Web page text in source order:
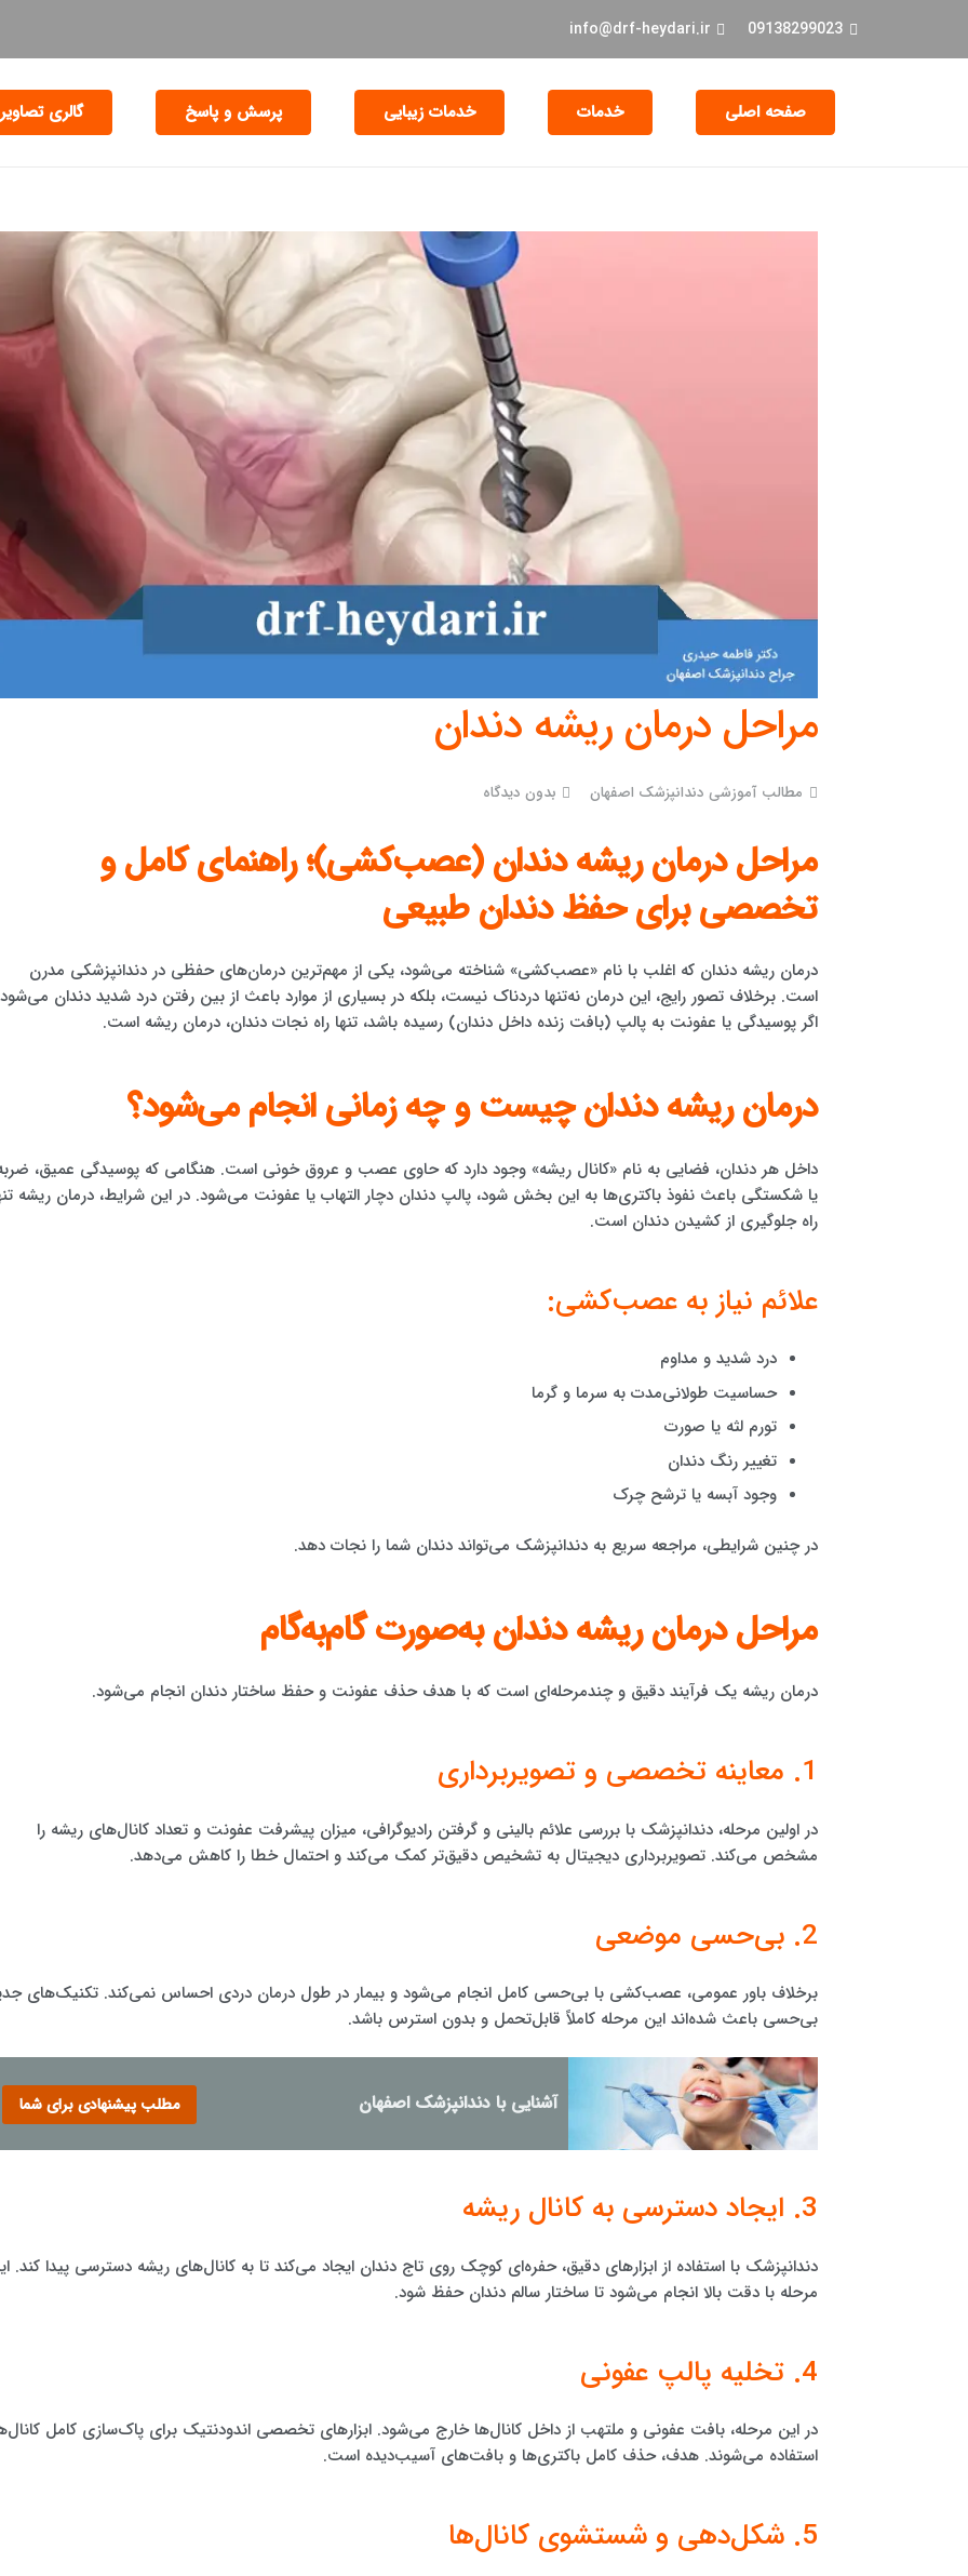
09138299023
info@drf-heydari.ir
صفحه اصلی خدمات خدمات زیبایی پرسش و پاسخ گالری تصاویر
مراحل درمان ریشه دندان
مطالب آموزشی دندانپزشک اصفهان بدون دیدگاه
مراحل درمان ریشه دندان (عصب‌کشی)؛ راهنمای کامل و
تخصصی برای حفظ دندان طبیعی
درمان ریشه دندان که اغلب با نام «عصب‌کشی» شناخته می‌شود، یکی از مهم‌ترین درمان‌های حفظی در دندانپزشکی مدرن
است. برخلاف تصور رایج، این درمان نه‌تنها دردناک نیست، بلکه در بسیاری از موارد باعث از بین رفتن درد شدید دندان
اگر پوسیدگی یا عفونت به پالپ (بافت زنده داخل دندان) رسیده باشد، تنها راه نجات دندان، درمان ریشه است.
درمان ریشه دندان چیست و چه زمانی انجام می‌شود؟
داخل هر دندان، فضایی به نام «کانال ریشه» وجود دارد که حاوی عصب و عروق خونی است. هنگامی که پوسیدگی عمیق،
یا شکستگی باعث نفوذ باکتری‌ها به این بخش شود، پالپ دندان دچار التهاب یا عفونت می‌شود. در این شرایط، درمان ریشه
راه جلوگیری از کشیدن دندان است.
علائم نیاز به عصب‌کشی:
درد شدید و مداوم
حساسیت طولانی‌مدت به سرما و گرما
تورم لثه یا صورت
تغییر رنگ دندان
وجود آبسه یا ترشح چرک
در چنین شرایطی، مراجعه سریع به دندانپزشک می‌تواند دندان شما را نجات دهد.
مراحل درمان ریشه دندان به‌صورت گام‌به‌گام
درمان ریشه یک فرآیند دقیق و چندمرحله‌ای است که با هدف حذف عفونت و حفظ ساختار دندان انجام می‌شود.
1. معاینه تخصصی و تصویربرداری
در اولین مرحله، دندانپزشک با بررسی علائم بالینی و گرفتن رادیوگرافی، میزان پیشرفت عفونت و تعداد کانال‌های ریشه را
مشخص می‌کند. تصویربرداری دیجیتال به تشخیص دقیق‌تر کمک می‌کند و احتمال خطا را کاهش می‌دهد.
2. بی‌حسی موضعی
برخلاف باور عمومی، عصب‌کشی با بی‌حسی کامل انجام می‌شود و بیمار در طول درمان دردی احساس نمی‌کند. تکنیک‌های
بی‌حسی باعث شده‌اند این مرحله کاملاً قابل‌تحمل و بدون استرس باشد.
آشنایی با دندانپزشک اصفهان مطلب پیشنهادی برای شما
3. ایجاد دسترسی به کانال ریشه
دندانپزشک با استفاده از ابزارهای دقیق، حفره‌ای کوچک روی تاج دندان ایجاد می‌کند تا به کانال‌های ریشه دسترسی پیدا کند.
مرحله با دقت بالا انجام می‌شود تا ساختار سالم دندان حفظ شود.
4. تخلیه پالپ عفونی
در این مرحله، بافت عفونی و ملتهب از داخل کانال‌ها خارج می‌شود. ابزارهای تخصصی اندودنتیک برای پاک‌سازی کامل
استفاده می‌شوند. هدف، حذف کامل باکتری‌ها و بافت‌های آسیب‌دیده است.
5. شکل‌دهی و شستشوی کانال‌ها